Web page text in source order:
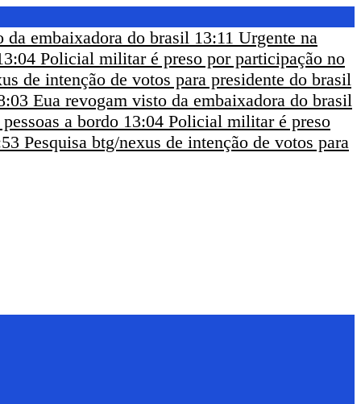
da embaixadora do brasil 13:11 Urgente na
Policial militar é preso por participação no
de intenção de votos para presidente do brasil
Eua revogam visto da embaixadora do brasil
a bordo 13:04 Policial militar é preso
Pesquisa btg/nexus de intenção de votos para